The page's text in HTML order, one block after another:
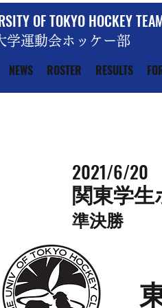
OF TOKYO HOCKEY
学運動会ホッケー部
NEWS ROSTER RESULTS
2021/6/20
関東学
準決勝